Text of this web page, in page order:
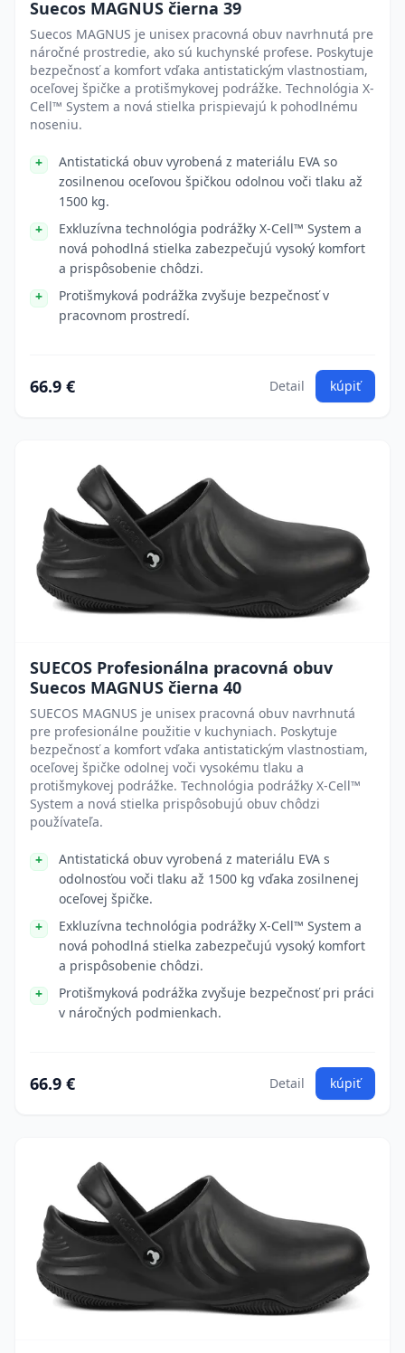
Suecos MAGNUS čierna 39
Suecos MAGNUS je unisex pracovná obuv navrhnutá pre
náročné prostredie, ako sú kuchynské profese. Poskytuje
bezpečnosť a komfort vďaka antistatickým vlastnostiam,
oceľovej špičke a protišmykovej podrážke. Technológia X-
Cell™ System a nová stielka prispievajú k pohodlnému
noseniu.
Antistatická obuv vyrobená z materiálu EVA so
zosilnenou oceľovou špičkou odolnou voči tlaku až
1500 kg.
Exkluzívna technológia podrážky X-Cell™ System a
nová pohodlná stielka zabezpečujú vysoký komfort
a prispôsobenie chôdzi.
Protišmyková podrážka zvyšuje bezpečnosť v
pracovnom prostredí.
66.9 € Detail kúpiť
SUECOS Profesionálna pracovná obuv
Suecos MAGNUS čierna 40
SUECOS MAGNUS je unisex pracovná obuv navrhnutá
pre profesionálne použitie v kuchyniach. Poskytuje
bezpečnosť a komfort vďaka antistatickým vlastnostiam,
oceľovej špičke odolnej voči vysokému tlaku a
protišmykovej podrážke. Technológia podrážky X-Cell™
System a nová stielka prispôsobujú obuv chôdzi
používateľa.
Antistatická obuv vyrobená z materiálu EVA s
odolnosťou voči tlaku až 1500 kg vďaka zosilnenej
oceľovej špičke.
Exkluzívna technológia podrážky X-Cell™ System a
nová pohodlná stielka zabezpečujú vysoký komfort
a prispôsobenie chôdzi.
Protišmyková podrážka zvyšuje bezpečnosť pri práci
v náročných podmienkach.
66.9 € Detail kúpiť